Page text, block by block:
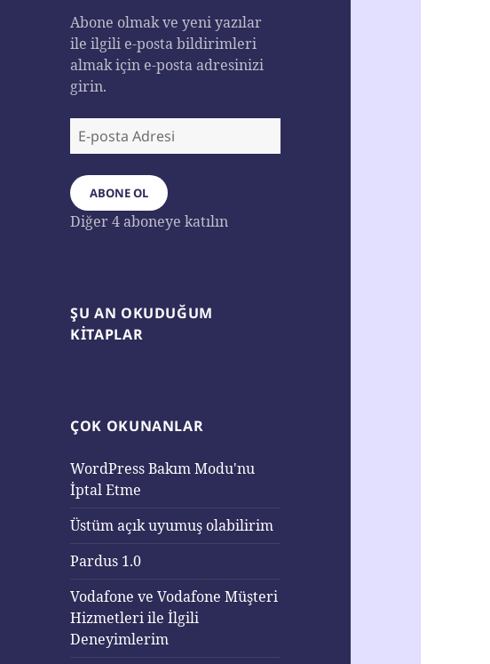
Abone olmak ve yeni yazılar
ile ilgili e-posta bildirimleri
almak için e-posta adresinizi
girin.
E-
posta
Adresi
ABONE OL
Diğer 4 aboneye katılın
ŞU AN OKUDUĞUM
KITAPLAR
ÇOK OKUNANLAR
WordPress Bakım Modu'nu
İptal Etme
Üstüm açık uyumuş olabilirim
Pardus 1.0
Vodafone ve Vodafone Müşteri
Hizmetleri ile İlgili
Deneyimlerim